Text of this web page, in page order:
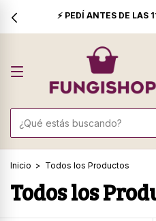
⚡ PEDÍ ANTES DE LAS
Inicio > Todos los Productos
Todos los